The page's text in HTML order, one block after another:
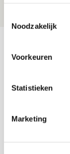
Noodzakelijk
Voorkeuren
Statistieken
Marketing
AGENDA
23